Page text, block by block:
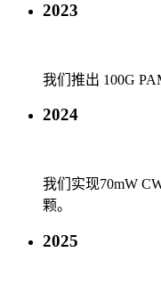
2023
我们推出 100G
2024
我们实现70mW
颗。
2025